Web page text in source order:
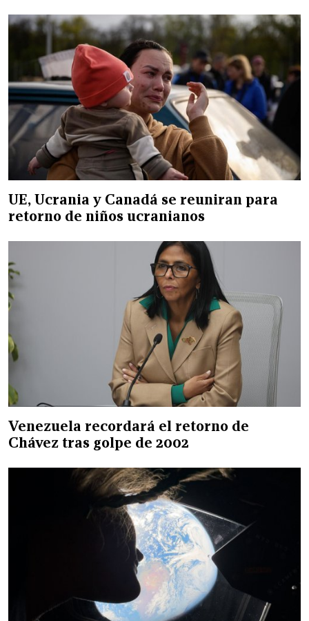
UE, Ucrania y Canadá se reuniran para
retorno de niños ucranianos
Venezuela recordará el retorno de
Chávez tras golpe de 2002